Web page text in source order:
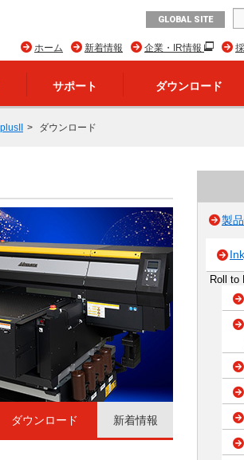
GLOBAL SITE
企業・IR情報
新着情報
ホーム
サポート ダウンロード
ダウンロード
ダウンロード 新着情報
製
Roll to